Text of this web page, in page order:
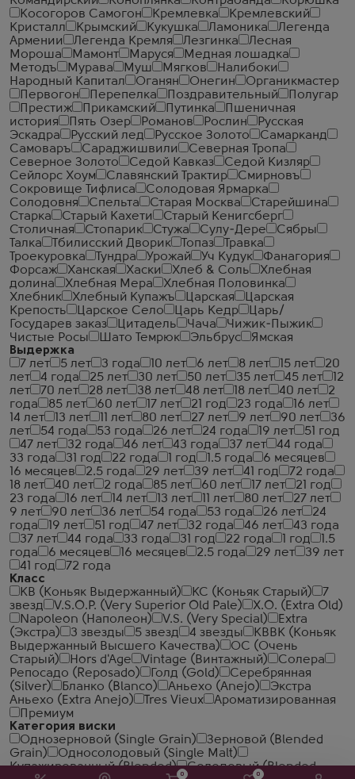
0 0
Косогоров Самогон
Кремлевка
Кремлевский
Кристалл
Крымский Кукушка Ламоника
Легенда
Армении
Легенда Кремля Лезгинка
Лесная
Мороша
Мамонт Маруся
Медная лошадка
Методъ
Мурава Муш Мягков
Налибоки
Народный Капитал
Оганян Онегин
Органикмастер
Первогон
Перепелка Поздравительный
Полугар
Престиж
Прикамский Путинка
Пшеничная
история
Пять Озер Романов Рослин
Русская
Эскадра
Русский лед Русское Золото
Самарканд
Самоваръ
Сараджишвили
Северная Тропа
Северное Золото
Седой Кавказ
Седой Кизляр
Сейлорс Хоум
Славянский Трактир
Смирновъ
Сокровище Тифлиса
Солодовая Ярмарка
Солодовня
Спельта Старая Москва
Старейшина
Старка
Старый Кахети
Старый Кенигсберг
Столичная
Стопарик Стужа Сулу-Дере
Сябры
Талка
Тбилисский Дворик Топаз
Травка
Троекуровка
Тундра Урожай Уч Кудук
Фанагория
Форсаж
Ханская Хаски Хлеб & Соль
Хлебная
долина
Хлебная Мера
Хлебная Половинка
Хлебник
Хлебный Купажъ Царская
Царская
Крепость
Царское Село Царь Кедр
Царь/
Государев заказ
Цитадель Чача
Чижик-Пыжик
Чистые Росы
Шато Темрюк Эльбрус
Ямская
Выдержка
7 лет
5 лет 3 года 10 лет 6 лет 8 лет 15 лет
20
лет
4 года 25 лет 30 лет 50 лет 35 лет 45 лет
12
лет
70 лет 28 лет 38 лет 48 лет 18 лет 40 лет
2
года
85 лет 60 лет 17 лет 21 год 23 года
16 лет
14 лет
13 лет 11 лет 80 лет 27 лет 9 лет 90 лет
36
лет
54 года 53 года 26 лет 24 года 19 лет
51 год
47 лет
32 года 46 лет 43 года 37 лет
44 года
33 года
31 год 22 года 1 год 1.5 года
6 месяцев
16 месяцев
2.5 года 29 лет 39 лет 41 год
72 года
18 лет
40 лет 2 года 85 лет 60 лет 17 лет
21 год
23 года
16 лет 14 лет 13 лет 11 лет 80 лет
27 лет
9 лет
90 лет 36 лет 54 года 53 года 26 лет
24
года
19 лет 51 год 47 лет 32 года 46 лет
43 года
37 лет
44 года 33 года 31 год 22 года 1 год
1.5
года
6 месяцев 16 месяцев 2.5 года 29 лет
39 лет
41 год
72 года
Класс
КВ (Коньяк Выдержанный)
КС (Коньяк Старый)
7
звезд
V.S.O.P. (Very Superior Old Pale)
X.O. (Extra Old)
Napoleon (Наполеон)
V.S. (Very Special)
Extra
(Экстра)
3 звезды 5 звезд 4 звезды
КВВК (Коньяк
Выдержанный Высшего Качества)
ОС (Очень
Старый)
Hors d'Age Vintage (Винтажный)
Солера
Репосадо (Reposado)
Голд (Gold)
Серебрянная
(Silver)
Бланко (Blanco) Аньехо (Anejo)
Экстра
Аньехо (Extra Anejo)
Tres Vieux
Ароматизированная
Премиум
Категория виски
Однозерновой (Single Grain)
Зерновой (Blended
Grain)
Односолодовый (Single Malt)
Купажированный (Blended)
Солодовый (Blended